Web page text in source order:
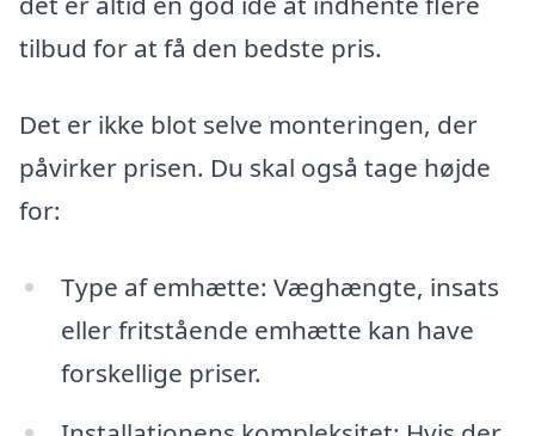
tilbud for at få den bedste pris.
Det er ikke blot selve monteringen, der
påvirker prisen. Du skal også tage højde
for:
Type af emhætte: Væghængte, insats
eller fritstående emhætte kan have
forskellige priser.